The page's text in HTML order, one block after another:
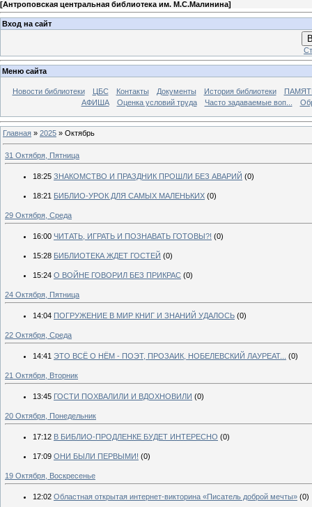
[Антроповская центральная библиотека им. М.С.Малинина]
Вход на сайт
Меню сайта
Новости библиотеки ЦБС Контакты Документы История библиотеки
АФИША
Оценка условий труда Часто задаваемые воп...
Главная » 2025 » Октябрь
31 Октября, Пятница
18:25 ЗНАКОМСТВО И ПРАЗДНИК ПРОШЛИ БЕЗ АВАРИЙ (0)
18:21 БИБЛИО-УРОК ДЛЯ САМЫХ МАЛЕНЬКИХ (0)
29 Октября, Среда
16:00 ЧИТАТЬ, ИГРАТЬ И ПОЗНАВАТЬ ГОТОВЫ?! (0)
15:28 БИБЛИОТЕКА ЖДЕТ ГОСТЕЙ (0)
15:24 О ВОЙНЕ ГОВОРИЛ БЕЗ ПРИКРАС (0)
24 Октября, Пятница
14:04 ПОГРУЖЕНИЕ В МИР КНИГ И ЗНАНИЙ УДАЛОСЬ (0)
22 Октября, Среда
14:41 ЭТО ВСЁ О НЁМ - ПОЭТ, ПРОЗАИК, НОБЕЛЕВСКИЙ ЛАУРЕАТ... (0)
21 Октября, Вторник
13:45 ГОСТИ ПОХВАЛИЛИ И ВДОХНОВИЛИ (0)
20 Октября, Понедельник
17:12 В БИБЛИО-ПРОДЛЕНКЕ БУДЕТ ИНТЕРЕСНО (0)
17:09 ОНИ БЫЛИ ПЕРВЫМИ! (0)
19 Октября, Воскресенье
12:02 Областная открытая интернет-викторина «Писатель доброй мечты» (0)